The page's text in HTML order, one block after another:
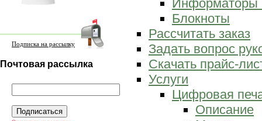
Подписка на рассылку
Почтовая рассылка
Информаторы
Блокноты
Рассчитать заказ
Задать вопрос
Скачать прайс-
Услуги
Цифровая
Описание